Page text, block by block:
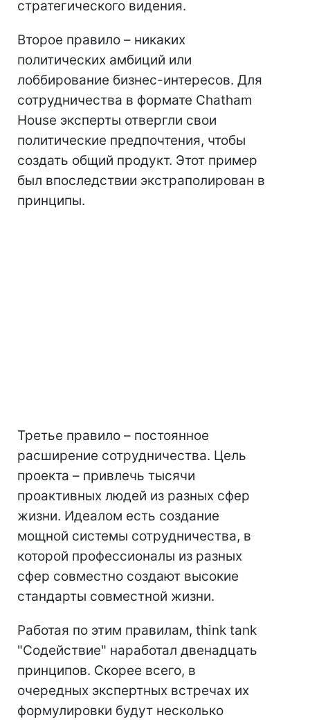
стратегического видения.
Второе правило – никаких
политических амбиций или
лоббирование бизнес-интересов. Для
сотрудничества в формате Chatham
House эксперты отвергли свои
политические предпочтения, чтобы
создать общий продукт. Этот пример
был впоследствии экстраполирован в
принципы.
Третье правило – постоянное
расширение сотрудничества. Цель
проекта – привлечь тысячи
проактивных людей из разных сфер
жизни. Идеалом есть создание
мощной системы сотрудничества, в
которой профессионалы из разных
сфер совместно создают высокие
стандарты совместной жизни.
Работая по этим правилам, think tank
"Содействие" наработал двенадцать
принципов. Скорее всего, в
очередных экспертных встречах их
формулировки будут несколько